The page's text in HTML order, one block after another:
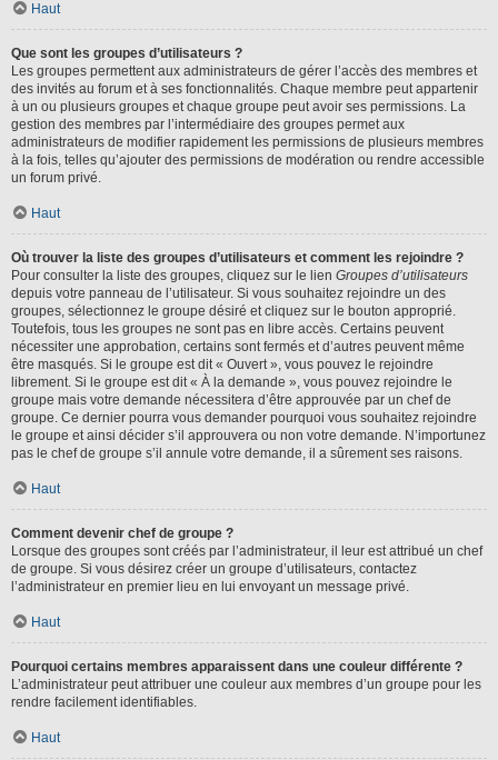
Haut
Que sont les groupes d’utilisateurs ?
Les groupes permettent aux administrateurs de gérer l’accès des membres et
des invités au forum et à ses fonctionnalités. Chaque membre peut appartenir
à un ou plusieurs groupes et chaque groupe peut avoir ses permissions. La
gestion des membres par l’intermédiaire des groupes permet aux
administrateurs de modifier rapidement les permissions de plusieurs membres
à la fois, telles qu’ajouter des permissions de modération ou rendre accessible
un forum privé.
Haut
Où trouver la liste des groupes d’utilisateurs et comment les rejoindre ?
Pour consulter la liste des groupes, cliquez sur le lien Groupes d’utilisateurs
depuis votre panneau de l’utilisateur. Si vous souhaitez rejoindre un des
groupes, sélectionnez le groupe désiré et cliquez sur le bouton approprié.
Toutefois, tous les groupes ne sont pas en libre accès. Certains peuvent
nécessiter une approbation, certains sont fermés et d’autres peuvent même
être masqués. Si le groupe est dit « Ouvert », vous pouvez le rejoindre
librement. Si le groupe est dit « À la demande », vous pouvez rejoindre le
groupe mais votre demande nécessitera d’être approuvée par un chef de
groupe. Ce dernier pourra vous demander pourquoi vous souhaitez rejoindre
le groupe et ainsi décider s’il approuvera ou non votre demande. N’importunez
pas le chef de groupe s’il annule votre demande, il a sûrement ses raisons.
Haut
Comment devenir chef de groupe ?
Lorsque des groupes sont créés par l’administrateur, il leur est attribué un chef
de groupe. Si vous désirez créer un groupe d’utilisateurs, contactez
l’administrateur en premier lieu en lui envoyant un message privé.
Haut
Pourquoi certains membres apparaissent dans une couleur différente ?
L’administrateur peut attribuer une couleur aux membres d’un groupe pour les
rendre facilement identifiables.
Haut